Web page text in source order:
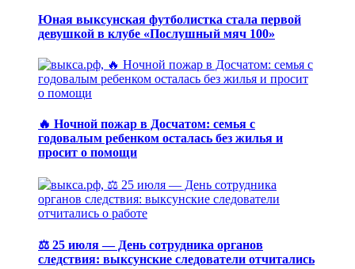
Юная выксунская футболистка стала первой
девушкой в клубе «Послушный мяч 100»
🔥 Ночной пожар в Досчатом: семья с
годовалым ребенком осталась без жилья и
просит о помощи
⚖️ 25 июля — День сотрудника органов
следствия: выксунские следователи отчитались